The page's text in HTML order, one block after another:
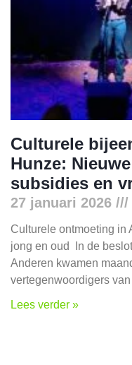
Culturele
Hunze:
subsidies en
27 januari 2026
Culturele ontmoeting in
jong en oud In de
Anderen kwamen
vertegenwoordigers
Lees verder »